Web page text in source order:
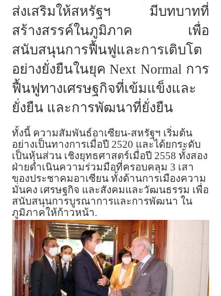
ส่งเสริมให้สหรัฐฯ มีบทบาทที่
สร้างสรรค์ในภูมิภาค เพื่อ
สนับสนุนการฟื้นฟูและการเติบโต
อย่างยั่งยืนในยุค Next Normal การ
ฟื้นฟูทางเศรษฐกิจที่เข้มแข็งและ
ยั่งยืน และการพัฒนาที่ยั่งยืน
ทั้งนี้ ความสัมพันธ์อาเซียน-สหรัฐฯ เริ่มต้น
อย่างเป็นทางการเมื่อปี 2520 และได้ยกระดับ
เป็นหุ้นส่วน เชิงยุทธศาสตร์เมื่อปี 2558 ทั้งสอง
ฝ่ายดำเนินความร่วมมือที่ครอบคลุม 3 เสา
ของประชาคมอาเซียน ทั้งด้านการเมืองความ
มั่นคง เศรษฐกิจ และสังคมและวัฒนธรรม เพื่อ
สนับสนุนการบูรณาการและการพัฒนา ใน
ภูมิภาคให้ก้าวหน้า.